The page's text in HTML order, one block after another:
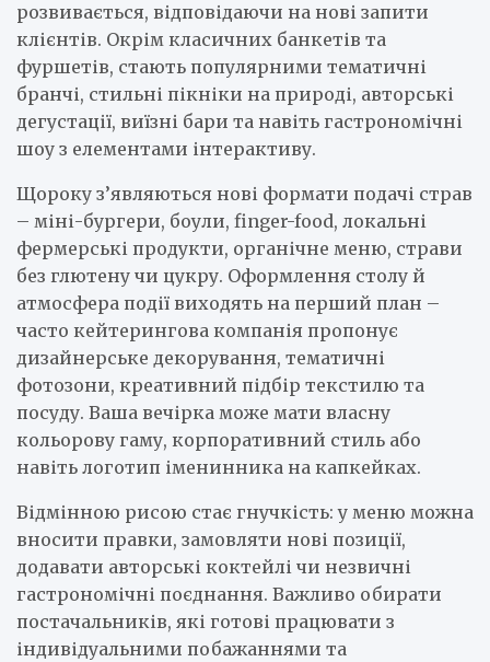
розвивається, відповідаючи на нові запити
клієнтів. Окрім класичних банкетів та
фуршетів, стають популярними тематичні
бранчі, стильні пікніки на природі, авторські
дегустації, виїзні бари та навіть гастрономічні
шоу з елементами інтерактиву.
Щороку з’являються нові формати подачі страв
– міні-бургери, боули, finger-food, локальні
фермерські продукти, органічне меню, страви
без глютену чи цукру. Оформлення столу й
атмосфера події виходять на перший план –
часто кейтерингова компанія пропонує
дизайнерське декорування, тематичні
фотозони, креативний підбір текстилю та
посуду. Ваша вечірка може мати власну
кольорову гаму, корпоративний стиль або
навіть логотип іменинника на капкейках.
Відмінною рисою стає гнучкість: у меню можна
вносити правки, замовляти нові позиції,
додавати авторські коктейлі чи незвичні
гастрономічні поєднання. Важливо обирати
постачальників, які готові працювати з
індивідуальними побажаннями та